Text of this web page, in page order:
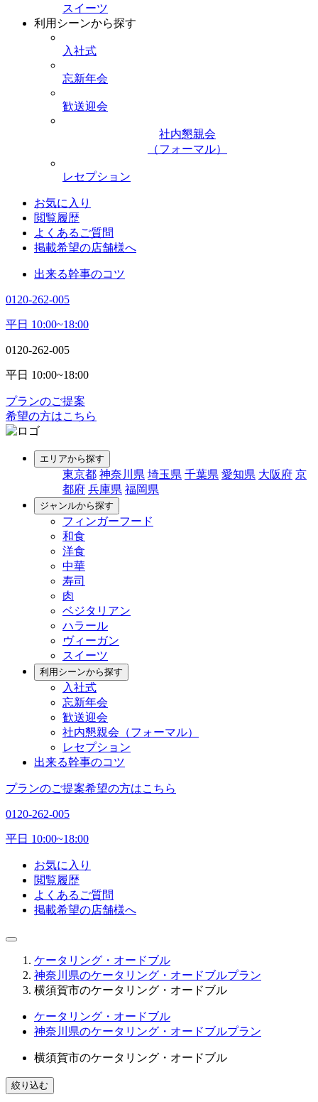
スイーツ
利用シーンから探す
入社式
忘新年会
歓送迎会
社内懇親会
（フォーマル）
レセプション
お気に入り
閲覧履歴
よくあるご質問
掲載希望の店舗様へ
出来る幹事のコツ
0120-262-005
平日 10:00~18:00
0120-262-005
平日 10:00~18:00
プランのご提案
希望の方はこちら
エリアから探す
東京都 神奈川県 埼玉県 千葉県 愛知県 大阪府 京
都府 兵庫県 福岡県
ジャンルから探す
フィンガーフード
和食
洋食
中華
寿司
肉
ベジタリアン
ハラール
ヴィーガン
スイーツ
利用シーンから探す
入社式
忘新年会
歓送迎会
社内懇親会（フォーマル）
レセプション
出来る幹事のコツ
プランのご提案希望の方はこちら
0120-262-005
平日 10:00~18:00
お気に入り
閲覧履歴
よくあるご質問
掲載希望の店舗様へ
ケータリング・オードブル
神奈川県のケータリング・オードブルプラン
横須賀市のケータリング・オードブル
ケータリング・オードブル
神奈川県のケータリング・オードブルプラン
横須賀市のケータリング・オードブル
絞り込む